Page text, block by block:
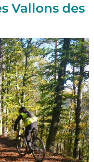
Vallons des